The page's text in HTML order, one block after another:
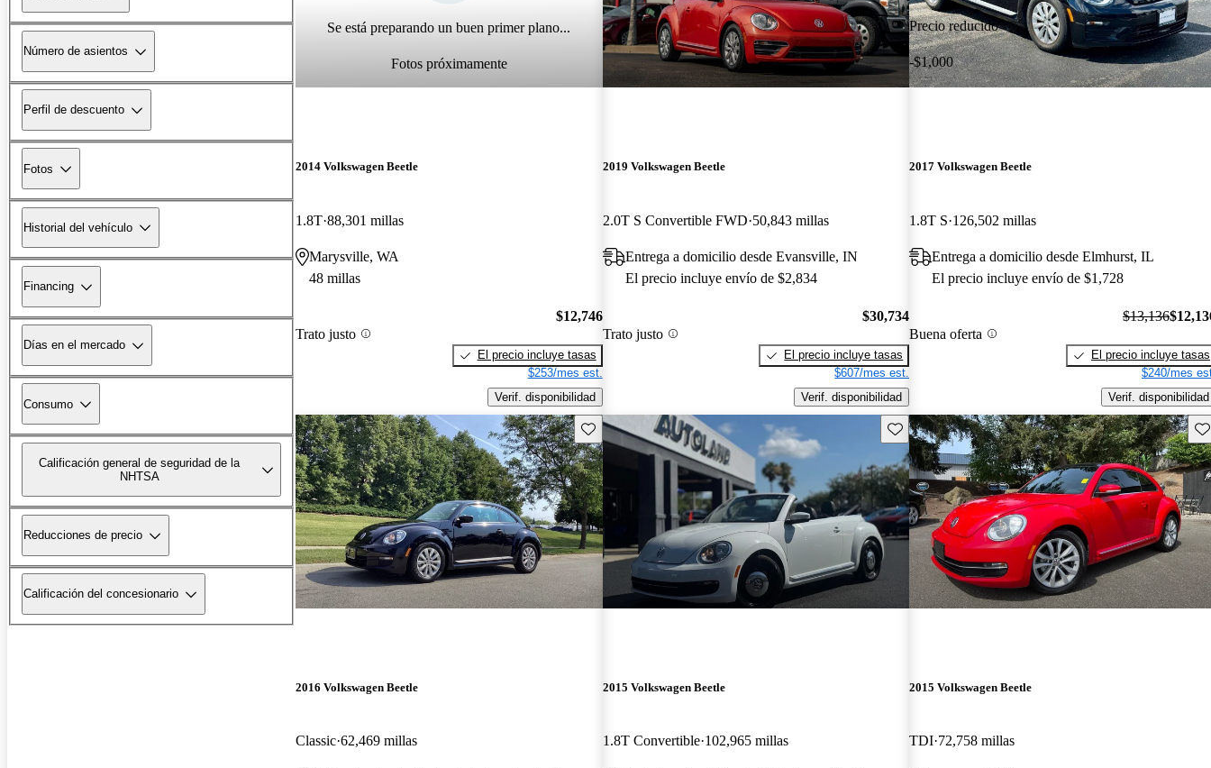
Número de asientos
Perfil de descuento
Fotos
Historial del vehículo
Financing
Días en el mercado
Consumo
Calificación general de seguridad de la
NHTSA
Reducciones de precio
Calificación del concesionario
Se está preparando un buen primer plano...
Fotos próximamente
2014 Volkswagen Beetle
1.8T 88,301 millas
Marysville, WA
48 millas
Trato justo
$12,746
El precio incluye tasas
$253/mes est.
Verif. disponibilidad
2019 Volkswagen Beetle
2.0T S Convertible FWD 50,843 millas
Entrega a domicilio desde Evansville, IN
El precio incluye envío de $2,834
Trato justo
$30,734
El precio incluye tasas
$607/mes est.
Verif. disponibilidad
Precio reducido
-$1,000
2017 Volkswagen Beetle
1.8T S 126,502 millas
Entrega a domicilio desde Elmhurst, IL
El precio incluye envío de $1,728
Buena oferta
$13,136
El precio incluye tasas
$240/mes
Verif. disponibilidad
Guarda este Aviso
2016 Volkswagen Beetle
Classic 62,469 millas
Guarda este Aviso
2015 Volkswagen Beetle
1.8T Convertible 102,965 millas
2015 Volkswagen Beetle
TDI 72,758 millas